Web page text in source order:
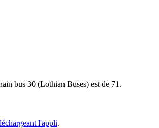
bus 30 (Lothian Buses) est de 71.
l'appli.